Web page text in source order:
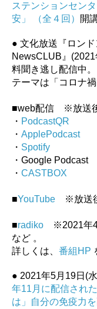
ステンションセン
安」 （全４回）
開
● 文化放送『ロン
NewsCLUB』
料聞き逃し配信中。
テーマは「コロナ
■web配信 ※放送
・ PodcastQR
・ ApplePodcast
・ Spotify
・Google Podcast
・ CASTBOX
■YouTube ※放送
■radiko ※2021年4
など 。
詳しくは、 番組HP
● 2021年5月19日(
年11月に配信された
は」自分の免疫力を